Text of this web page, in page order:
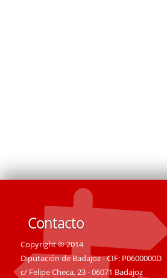
Contacto
Copyright © 2014
Diputación de Badajoz - CIF: P0600000D
c/ Felipe Checa, 23 - 06071 Badajoz